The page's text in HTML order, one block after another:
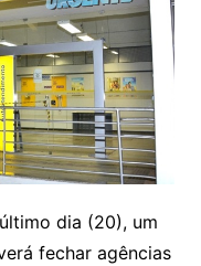
dia (20), um
fechar agências